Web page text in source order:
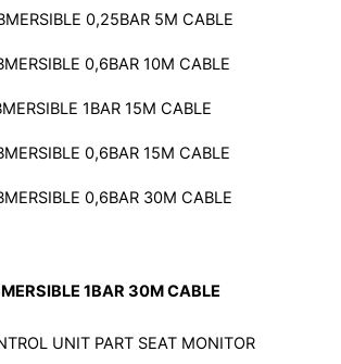
0,25BAR 5M CABLE
0,6BAR 10M CABLE
1BAR 15M CABLE
0,6BAR 15M CABLE
0,6BAR 30M CABLE
1BAR 30M CABLE
UNIT PART SEAT MONITOR